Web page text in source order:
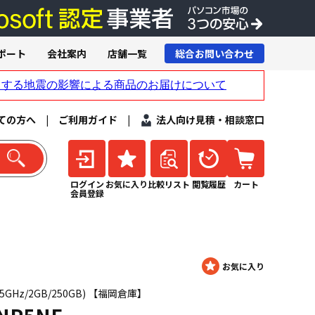
の方へ | ご利用ガイド | 法人向け見積・相談窓口
ログイン
会員登録
お気に入り 比較リスト 閲覧履歴 カート
ート 会社案内 店舗一覧 総合お問い合わせ
2GB/250GB) 【福岡倉庫】